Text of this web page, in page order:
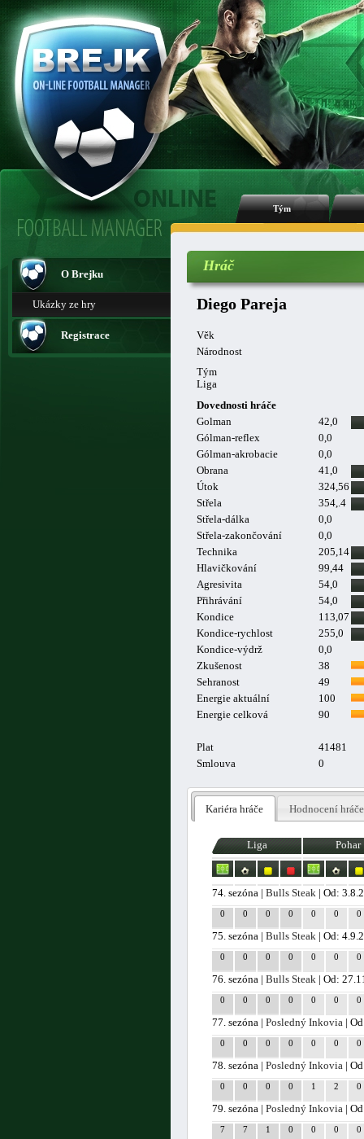
Tým
O Brejku
Ukázky ze hry
Registrace
Hráč
Diego Pareja
Věk
Národnost
Tým
Liga
Dovednosti hráče
Golman
42,0
Gólman-reflex
0,0
Gólman-akrobacie
0,0
Obrana
41,0
Útok
324,56
Střela
354,.4
Střela-dálka
0,0
Střela-zakončování
0,0
Technika
205,14
Hlavičkování
99,44
Agresivita
54,0
Přihrávání
54,0
Kondice
113,07
Kondice-rychlost
255,0
Kondice-výdrž
0,0
Zkušenost
38
Sehranost
49
Energie aktuální
100
Energie celková
90
Plat
41481
Smlouva
0
Kariéra hráče Hodnocení hráče
Liga Pohar
74. sezóna |Bulls Steak | Od:
0 0 0 0 0 0 0
75. sezóna |Bulls Steak | Od:
0 0 0 0 0 0 0
76. sezóna |Bulls Steak | Od:
0 0 0 0 0 0 0
77. sezóna |Posledný Inkovia |
0 0 0 0 0 0 0
78. sezóna |Posledný Inkovia |
0 0 0 0 1 2 0
79. sezóna |Posledný Inkovia |
7 7 1 0 0 0 0